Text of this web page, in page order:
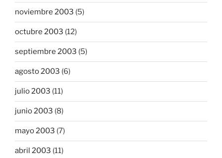
noviembre 2003 (5)
octubre 2003 (12)
septiembre 2003 (5)
agosto 2003 (6)
julio 2003 (11)
junio 2003 (8)
mayo 2003 (7)
abril 2003 (11)